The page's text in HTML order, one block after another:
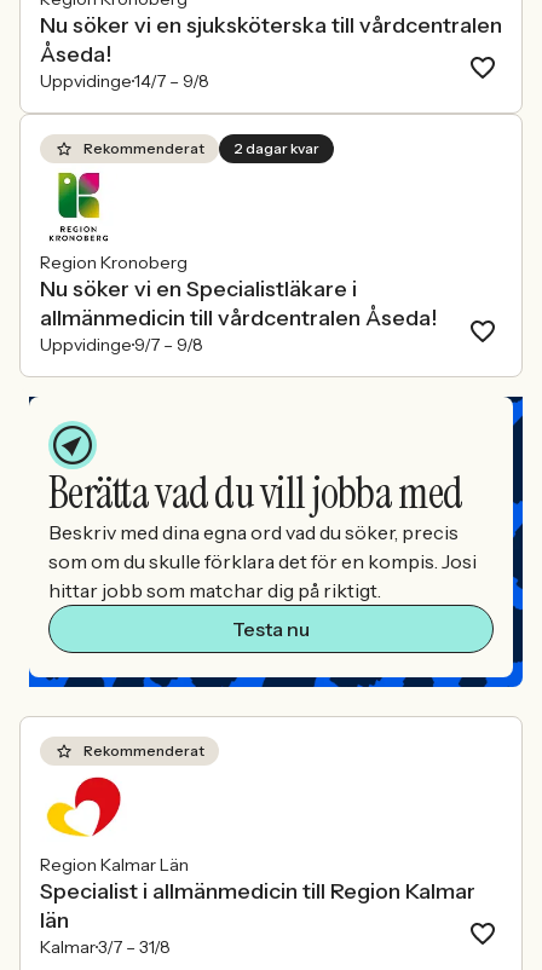
Nu söker vi en sjuksköterska till vårdcentralen
Åseda!
Uppvidinge14/7 – 9/8
Rekommenderat 2 dagar kvar
Region Kronoberg
Nu söker vi en Specialistläkare i
allmänmedicin till vårdcentralen Åseda!
Uppvidinge 9/7 – 9/8
Berätta vad du vill jobba med
Beskriv med dina egna ord vad du söker, precis
som om du skulle förklara det för en kompis. Josi
hittar jobb som matchar dig på riktigt.
Testa nu
Rekommenderat
Region Kalmar Län
Specialist i allmänmedicin till Region Kalmar
län
Kalmar3/7 – 31/8